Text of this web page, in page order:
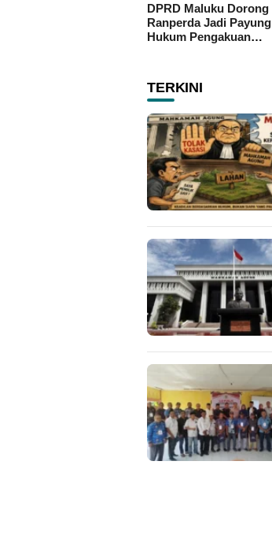
DPRD Maluku Dorong
Ranperda Jadi Payung
Hukum Pengakuan
TERKINI